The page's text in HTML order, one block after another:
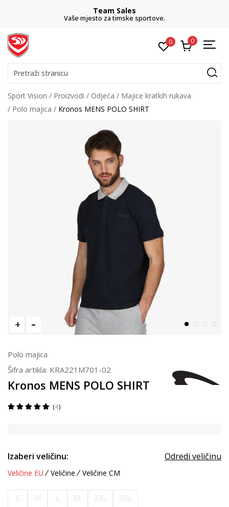
Team Sales
Vaše mjesto za timske sportove.
0 0
Pretraži stranicu
Sport Vision Proizvodi Odjeća
Majice kratkih rukava
Polo majica
Kronos MENS POLO SHIRT
Polo majica
Šifra artikla: KRA221M701-02
Kronos MENS POLO SHIRT
4
Izaberi veličinu: Odredi veličinu
Veličine EU Veličine Veličine CM